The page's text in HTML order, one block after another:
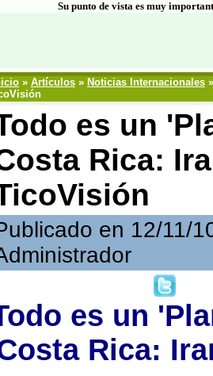
Su punto de vista es muy
» Artículos » Noticias Internacionales
es un
Rica:
en 12/11/
es un
Rica: